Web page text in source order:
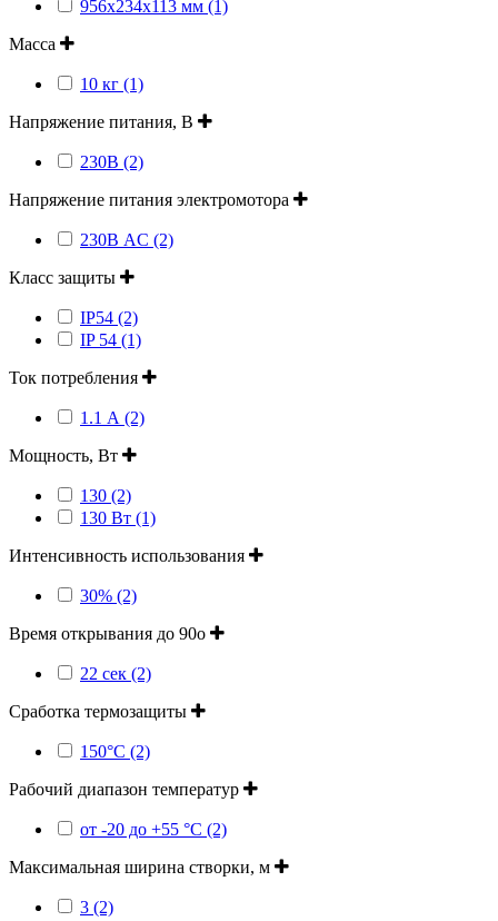
956х234х113 мм (1)
Масса
10 кг (1)
Напряжение питания, В
230В (2)
Напряжение питания электромотора
230В AC (2)
Класс защиты
IP54 (2)
IP 54 (1)
Ток потребления
1.1 А (2)
Мощность, Вт
130 (2)
130 Вт (1)
Интенсивность использования
30% (2)
Время открывания до 90о
22 сек (2)
Сработка термозащиты
150°C (2)
Рабочий диапазон температур
от -20 до +55 °С (2)
Максимальная ширина створки, м
3 (2)